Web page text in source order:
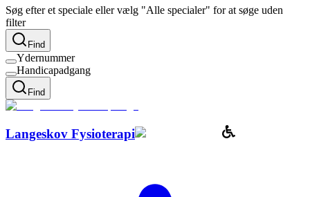
Søg efter et speciale eller vælg "Alle specialer" for at søge uden
filter
Find
Ydernummer
Handicapadgang
Find
Langeskov Fysioterapi